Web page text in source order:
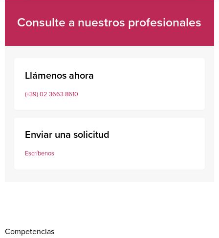
Consulte a nuestros profesionales
Llámenos ahora
(+39) 02 3663 8610
Enviar una solicitud
Escríbenos
Competencias